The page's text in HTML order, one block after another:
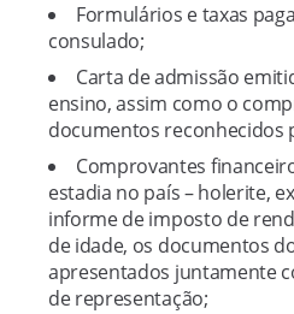
Formulários e taxas
consulado;
Carta de admissão
ensino, assim como o
documentos reconhecidos
Comprovantes
estadia no país – holerite,
informe de imposto de
de idade, os documentos
apresentados juntamente
de representação;